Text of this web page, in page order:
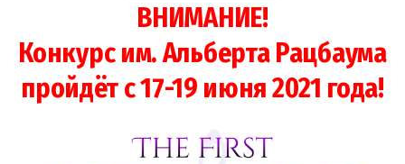
ВНИМАНИЕ!
Конкурс им. Альберта Рацбаума
пройдёт с 17-19 июня 2021 года!